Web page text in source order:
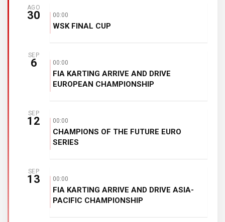
AGO
30 00:00
WSK FINAL CUP
SEP
6 00:00
FIA KARTING ARRIVE AND DRIVE
EUROPEAN CHAMPIONSHIP
SEP
12 00:00
CHAMPIONS OF THE FUTURE EURO
SERIES
SEP
13 00:00
FIA KARTING ARRIVE AND DRIVE ASIA-
PACIFIC CHAMPIONSHIP